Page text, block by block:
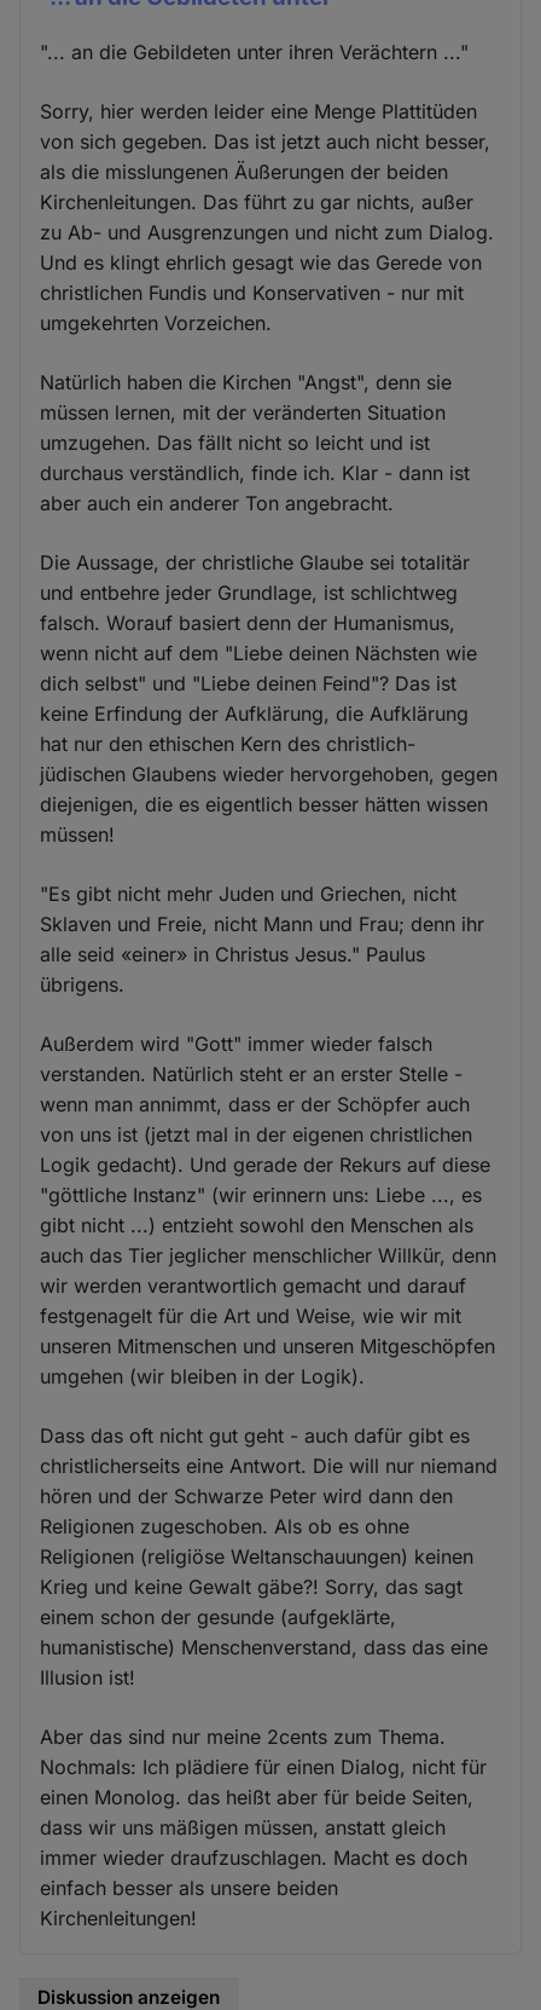
"... an die Gebildeten unter ihren Verächtern ..."
Sorry, hier werden leider eine Menge Plattitüden
von sich gegeben. Das ist jetzt auch nicht besser,
als die misslungenen Äußerungen der beiden
Kirchenleitungen. Das führt zu gar nichts, außer
zu Ab- und Ausgrenzungen und nicht zum Dialog.
Und es klingt ehrlich gesagt wie das Gerede von
christlichen Fundis und Konservativen - nur mit
umgekehrten Vorzeichen.
Natürlich haben die Kirchen "Angst", denn sie
müssen lernen, mit der veränderten Situation
umzugehen. Das fällt nicht so leicht und ist
durchaus verständlich, finde ich. Klar - dann ist
aber auch ein anderer Ton angebracht.
Die Aussage, der christliche Glaube sei totalitär
und entbehre jeder Grundlage, ist schlichtweg
falsch. Worauf basiert denn der Humanismus,
wenn nicht auf dem "Liebe deinen Nächsten wie
dich selbst" und "Liebe deinen Feind"? Das ist
keine Erfindung der Aufklärung, die Aufklärung
hat nur den ethischen Kern des christlich-
jüdischen Glaubens wieder hervorgehoben, gegen
diejenigen, die es eigentlich besser hätten wissen
müssen!
"Es gibt nicht mehr Juden und Griechen, nicht
Sklaven und Freie, nicht Mann und Frau; denn ihr
alle seid «einer» in Christus Jesus." Paulus
übrigens.
Außerdem wird "Gott" immer wieder falsch
verstanden. Natürlich steht er an erster Stelle -
wenn man annimmt, dass er der Schöpfer auch
von uns ist (jetzt mal in der eigenen christlichen
Logik gedacht). Und gerade der Rekurs auf diese
"göttliche Instanz" (wir erinnern uns: Liebe ..., es
gibt nicht ...) entzieht sowohl den Menschen als
auch das Tier jeglicher menschlicher Willkür, denn
wir werden verantwortlich gemacht und darauf
festgenagelt für die Art und Weise, wie wir mit
unseren Mitmenschen und unseren Mitgeschöpfen
umgehen (wir bleiben in der Logik).
Dass das oft nicht gut geht - auch dafür gibt es
christlicherseits eine Antwort. Die will nur niemand
hören und der Schwarze Peter wird dann den
Religionen zugeschoben. Als ob es ohne
Religionen (religiöse Weltanschauungen) keinen
Krieg und keine Gewalt gäbe?! Sorry, das sagt
einem schon der gesunde (aufgeklärte,
humanistische) Menschenverstand, dass das eine
Illusion ist!
Aber das sind nur meine 2cents zum Thema.
Nochmals: Ich plädiere für einen Dialog, nicht für
einen Monolog. das heißt aber für beide Seiten,
dass wir uns mäßigen müssen, anstatt gleich
immer wieder draufzuschlagen. Macht es doch
einfach besser als unsere beiden
Kirchenleitungen!
Diskussion anzeigen